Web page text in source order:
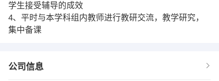
学生接受辅导的成效
4、平时与本学科组内教师进行教研交流，教学研究，
集中备课
公司信息